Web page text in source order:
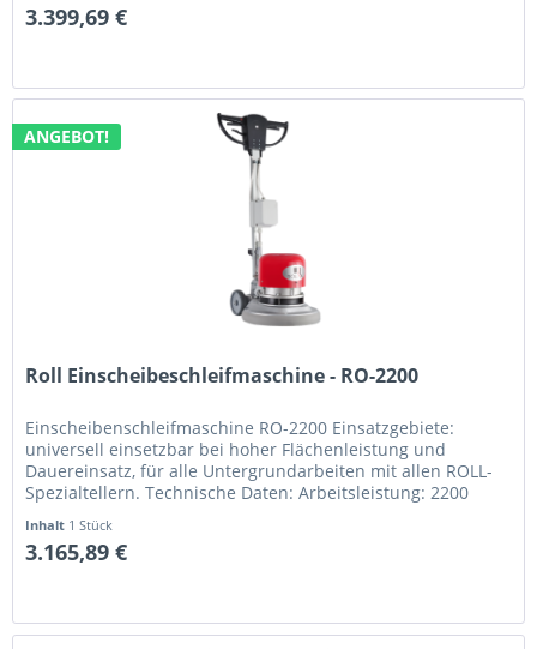
3.399,69 €
ANGEBOT!
Roll Einscheibeschleifmaschine - RO-2200
Einscheibenschleifmaschine RO-2200 Einsatzgebiete:
universell einsetzbar bei hoher Flächenleistung und
Dauereinsatz, für alle Untergrundarbeiten mit allen ROLL-
Spezialtellern. Technische Daten: Arbeitsleistung: 2200
Inhalt 1 Stück
3.165,89 €